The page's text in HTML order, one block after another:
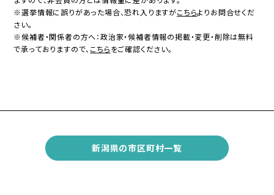
※選挙情報に誤りがあった場合、恐れ入りますがこちらよりお問合せくだ
さい。
※候補者・関係者の方へ：政治家・候補者情報の掲載・変更・削除は無料
で承っておりますので、 こちらをご確認ください。
新潟県の市区町村一覧